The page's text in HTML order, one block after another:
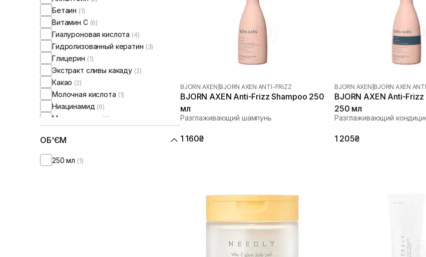
Ломкие волосы
Для разглаживания волос
Сыворотки от постакне
Бетаин (1)
Витамин C (6)
Гиалуроновая кислота (4)
Гидролизованный кератин (3)
Глицерин (1)
Экстракт сливы какаду (2)
Какао (2)
Молочная кислота (1)
Ниацинамид (6)
Масло арганы (9)
Пантенол
Протеины
ОБ'ЄМ
250 мл (1)
BJORN AXEN BJORN AXEN ANTI-FRIZZ
BJORN AXEN Anti-Frizz Shampoo 250
мл
Разглаживающий шампунь
1 160₴
BJORN AXEN BJORN AXEN
BJORN AXEN Anti-
250 мл
Разглаживающий
1 205₴